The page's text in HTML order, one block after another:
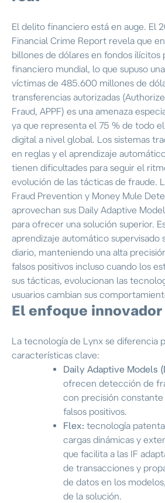
El delito financiero está en auge. El
Financial Crime Report revela que
billones de dólares en fondos ilícitos
financiero mundial, lo que supuso
víctimas de 485.600 millones de
transferencias autorizadas
Fraud, APPF) es una amenaza
ya que representa el 75 % de todo
digital a nivel global. Los sistemas
en reglas y el aprendizaje
tienen dificultades para seguir el
evolución de las tácticas de fraude.
Fraud Prevention y Money Mule
aprovechan sus Daily Adaptive
para ofrecer una solución superior.
aprendizaje automático supervisado
diario, manteniendo una alta
falsos positivos incluso cuando los
sus tácticas, evolucionan las
usuarios cambian sus
El enfoque
La tecnología de Lynx se diferencia
características clave:
Daily Adaptive Models
ofrecen detección de
con precisión constante
falsos positivos.
Flex: tecnología
cargas dinámicas y
que facilita a las IF
de transacciones y
de datos en los
de la solución.